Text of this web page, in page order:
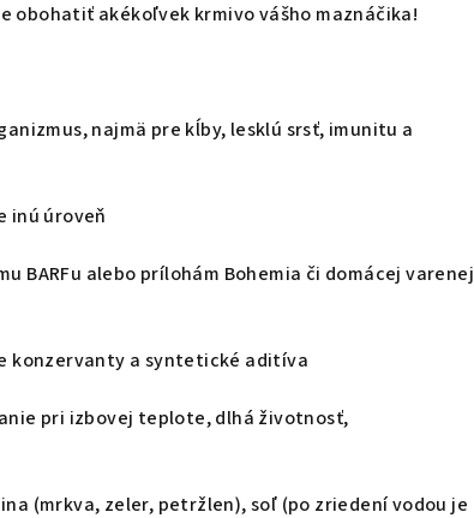
obohatiť akékoľvek krmivo vášho maznáčika!
najmä pre kĺby, lesklú srsť, imunitu a
inú úroveň
BARFu alebo prílohám Bohemia či domácej varenej
konzervanty a syntetické aditíva
pri izbovej teplote, dlhá životnosť,
(mrkva, zeler, petržlen), soľ (po zriedení vodou je